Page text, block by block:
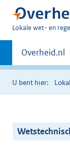
U
hier:
Lokale wet- en
Primaire
navigatie
Andere
sites
binnen
Overheid.nl
U bent hier: